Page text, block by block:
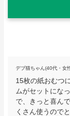
デブ猫ちゃん(40代・女
15枚の紙おむつ
ムがセットにな
で、きっと喜ん
くさん使うので